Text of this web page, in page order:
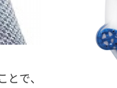
で、